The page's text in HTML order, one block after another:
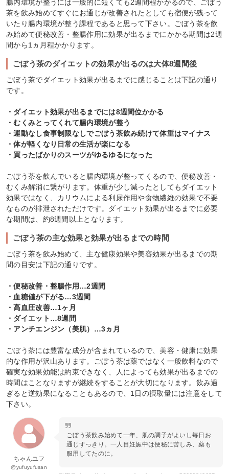
腸内環境が整うには一般的に短くても2週間程かかるので、ごぼう
茶を飲み始めてすぐにお通じが改善されたとしても宿便が残って
いたり腸内環境が整う課程であると思って下さい。ごぼう茶を飲
み始めて便秘改善・整腸作用に効果が出るまでにかかる期間は2週
間から1ヵ月程かかります。
ごぼう茶のダイエットの効果が出るのは大体8週間後
ごぼう茶でダイエット効果が出るまでに感じることは下記の通り
です。
・ダイエット効果が出るまでには8週間位かかる
・むくみとってくれて腸内環境が整う
・運動なし食事制限なしでごぼう茶飲み続けて体重はマイナス
・体が軽くなり日常の生活が楽になる
・買ったばかりのスーツがゆるゆるになった
ごぼう茶を飲んでいると腸内環境が整ってくるので、便秘改善・
むくみ解消に繋がります。体重が少し減ったとしてもダイエット
効果ではなく、カリウムによる利尿作用や食物繊維の効果で不要
なものが排泄されただけです。ダイエット効果が出るまでに必要
な期間は、約8週間以上となります。
ごぼう茶の主な効果と効果が出るまでの時間
ごぼう茶を飲み始めて、主な健康効果や美容効果が出るまでの期
間の目安は下記の通りです。
・便秘改善・整腸作用…2週間
・血糖値が下がる…3週間
・高血圧改善…1ヶ月
・ダイエット…8週間
・アンチエンジン（美肌）…3ヵ月
ごぼう茶には豊富な成分が含まれているので、美容・健康に効果
的な作用が沢山あります。ごぼう茶は薬ではなく一般飲料なので
確実な効果効能は約束できなく、人によっても効果が出るまでの
時間はことなりますが継続をすることが大切になります。飲み過
ぎると逆効果になることもあるので、1日の摂取量には注意をして
下さい。
ちゃんユフ
@yufuyufusan
ごぼう茶飲み始めて一年、肌の調子がよいし毎日お
通じすっきり。一人目妊娠中は便秘に苦しみ、薬も
服用してたのに。